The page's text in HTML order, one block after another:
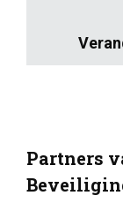
Partners